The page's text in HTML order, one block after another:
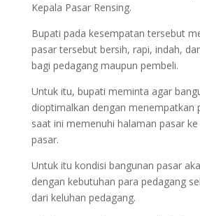
Kepala Pasar Rensing.
Bupati pada kesempatan tersebut
pasar tersebut bersih, rapi, indah,
bagi pedagang maupun pembeli.
Untuk itu, bupati meminta agar
dioptimalkan dengan menempatkan
saat ini memenuhi halaman pasar
pasar.
Untuk itu kondisi bangunan pasar
dengan kebutuhan para pedagang
dari keluhan pedagang.